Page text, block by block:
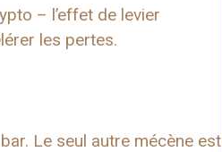
– l’effet de levier
les pertes.
Le seul autre mécène est